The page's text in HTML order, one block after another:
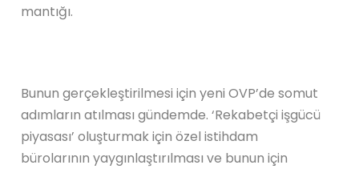
mantığı.
Bunun gerçekleştirilmesi için yeni OVP’de somut
adımların atılması gündemde. ‘Rekabetçi işgücü
piyasası’ oluşturmak için özel istihdam
bürolarının yaygınlaştırılması ve bunun için